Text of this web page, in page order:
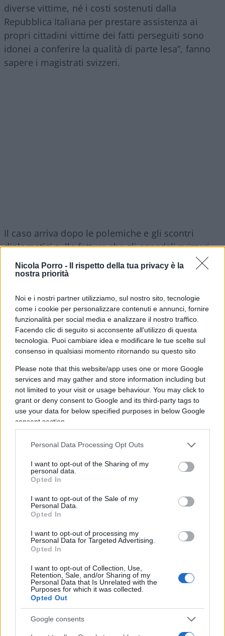
Nicola Porro -
Il rispetto della tua privacy è la
nostra priorità
Noi e i nostri partner utilizziamo, sul nostro sito, tecnologie
come i cookie per personalizzare contenuti e annunci, fornire
funzionalità per social media e analizzare il nostro traffico.
Facendo clic di seguito si acconsente all'utilizzo di questa
tecnologia. Puoi cambiare idea e modificare le tue scelte sul
consenso in qualsiasi momento ritornando su questo sito
Please note that this website/app uses one or more Google
services and may gather and store information including but
not limited to your visit or usage behaviour. You may click to
grant or deny consent to Google and its third-party tags to
use your data for below specified purposes in below Google
consent section.
Personal Data Processing Opt Outs
I want to opt-out of the Sharing of my
personal data.
Opted In
I want to opt-out of the Sale of my
Personal Data.
Opted In
I want to opt-out of processing my
Personal Data for Targeted Advertising.
Opted In
I want to opt-out of Collection, Use,
Retention, Sale, and/or Sharing of my
Personal Data that Is Unrelated with the
Purposes for which it was collected.
Opted Out
Google consents
diverse vittime, né i costi sostenuti dalla
Repubblica Italiana per prestare assistenza ai
propri cittadini vittime dei fatti perseguiti sono
idonei a conferire la qualità di parte lesa”, fanno
sapere i magistrati svizzeri.
Il caso arriva dopo le polemiche e gli scontri
diplomatici sullefatture che gli ospedali svizzeri
avevano inviato alle famiglie dei feriti italiani ,
migliaia di euro per poche ore di ricovero.
Fauci ora è nei guai: accusato
di oltraggio al Congresso
L'ex virostar a capo della struttura Covid negli
Usa ora rischia il processo: cosa succede
diRedazione
6 Agosto 2026, 17:42
2.6k